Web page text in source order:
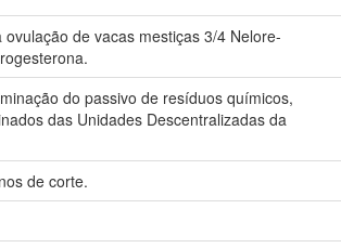
de vacas mestiças 3/4 Nelore-
do passivo de resíduos químicos,
das Unidades Descentralizadas da
de corte.